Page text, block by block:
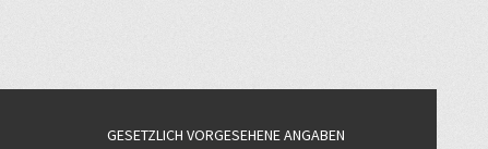
GESETZLICH VORGESEHENE ANGABEN